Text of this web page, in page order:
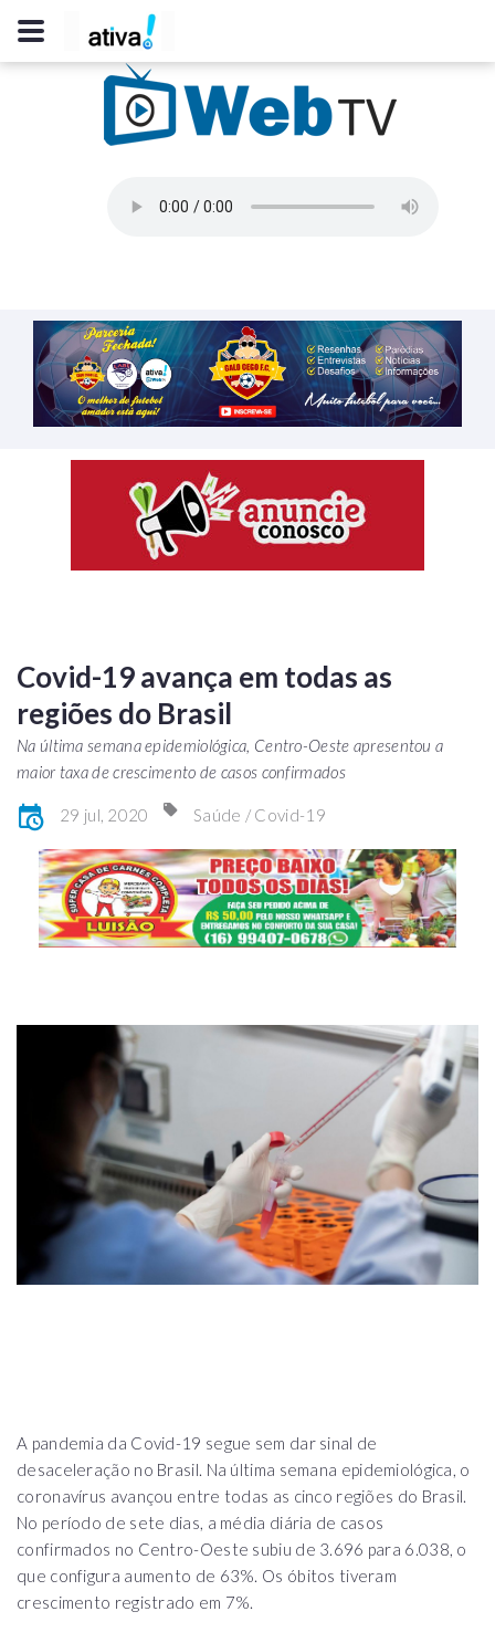
Covid-19 avança em todas as
regiões do Brasil
Na última semana epidemiológica, Centro-Oeste apresentou a
maior taxa de crescimento de casos confirmados
29 jul, 2020 Saúde / Covid-19
A pandemia da Covid-19 segue sem dar sinal de
desaceleração no Brasil. Na última semana epidemiológica, o
coronavírus avançou entre todas as cinco regiões do Brasil.
No período de sete dias, a média diária de casos
confirmados no Centro-Oeste subiu de 3.696 para 6.038, o
que configura aumento de 63%. Os óbitos tiveram
crescimento registrado em 7%.